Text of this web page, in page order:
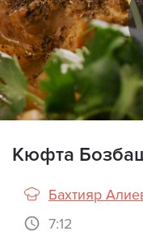
Кюфта
Бахтияр
7:12